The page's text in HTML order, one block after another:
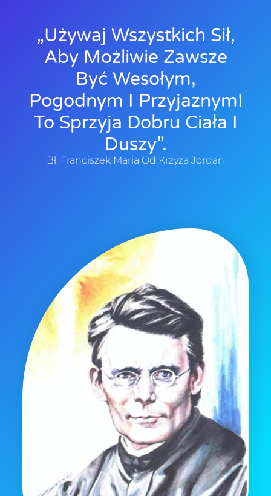
„Używaj Wszystkich Sił,
Aby Możliwie Zawsze
Być Wesołym,
Pogodnym I Przyjaznym!
To Sprzyja Dobru Ciała I
Duszy”.
Bł. Franciszek Maria Od Krzyża Jordan